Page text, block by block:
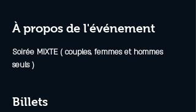
À propos de l'événement
Soirée MIXTE ( couples, femmes et hommes
seuls )
Billets